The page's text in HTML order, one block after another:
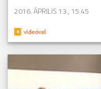
2016. ÁPRILIS 13., 15:45